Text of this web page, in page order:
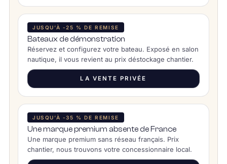
JUSQU’À -25 % DE REMISE
Bateaux de démonstration
Réservez et configurez votre bateau. Exposé en salon
nautique, il vous revient au prix déstockage chantier.
LA VENTE PRIVÉE
JUSQU’À -35 % DE REMISE
Une marque premium absente de France
Une marque premium sans réseau français. Prix
chantier, nous trouvons votre concessionnaire local.